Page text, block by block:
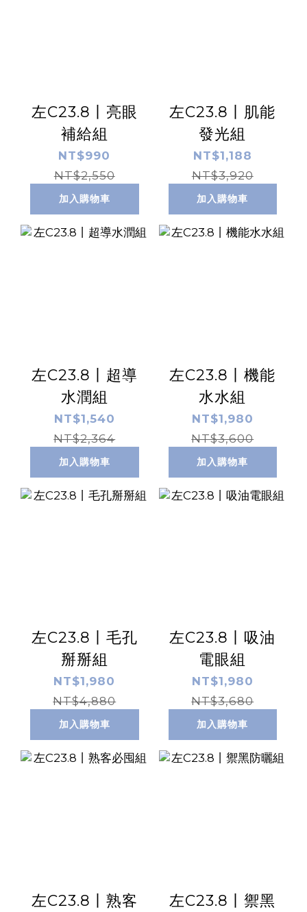
左C23.8丨亮眼
補給組
NT$990
NT$2,550
加入購物車
左C23.8丨肌能
發光組
NT$1,188
NT$3,920
加入購物車
左C23.8丨超導
水潤組
NT$1,540
NT$2,364
加入購物車
左C23.8丨機能
水水組
NT$1,980
NT$3,600
加入購物車
左C23.8丨毛孔
掰掰組
NT$1,980
NT$4,880
加入購物車
左C23.8丨吸油
電眼組
NT$1,980
NT$3,680
加入購物車
左C23.8丨熟客
左C23.8丨禦黑